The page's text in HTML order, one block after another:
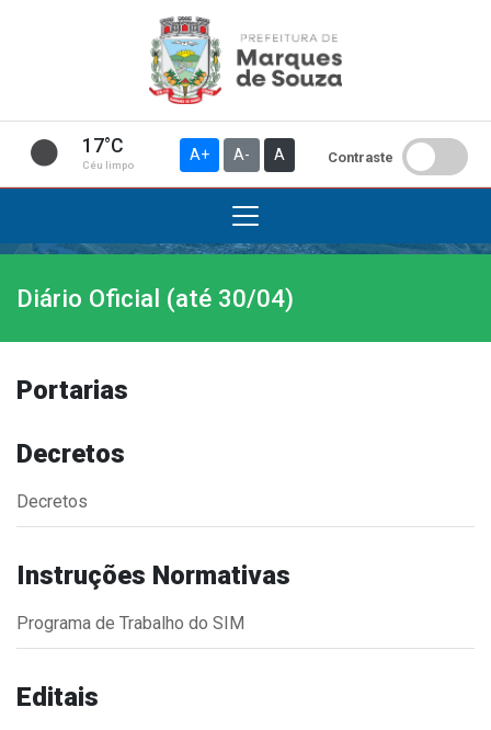
17°C
Céu limpo
A+ A- A Contraste
Institucional
A Prefeitura
Gabinete do Prefeito
História do Município
Secretarias
Agricultura e Meio Ambiente
Diário Oficial (até 30/04)
Portarias
Decretos
Decretos
Instruções Normativas
Programa de Trabalho do SIM
Editais